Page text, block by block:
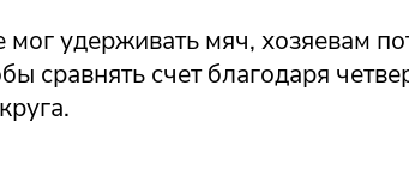
мог удерживать мяч, хозяевам
сравнять счет благодаря